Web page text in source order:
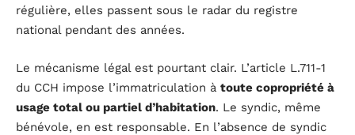
régulière, elles passent sous le radar du registre
national pendant des années.
Le mécanisme légal est pourtant clair. L’article L.711-1
du CCH impose l’immatriculation à toute copropriété à
usage total ou partiel d’habitation. Le syndic, même
bénévole, en est responsable. En l’absence de syndic